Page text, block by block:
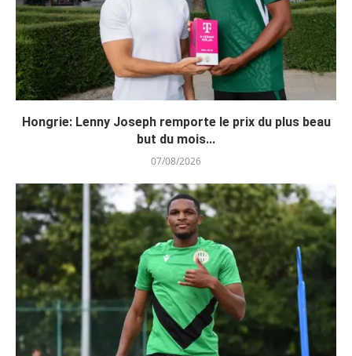
Hongrie: Lenny Joseph remporte le prix du plus beau
but du mois...
07/08/2026